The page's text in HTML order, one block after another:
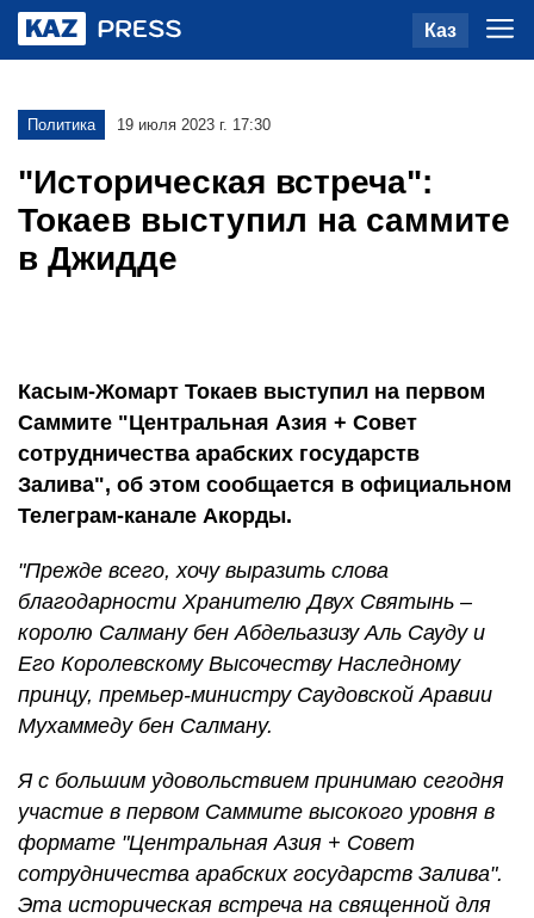
Каз
Политика 19 июля 2023 г. 17:30
"Историческая встреча":
Токаев выступил на саммите
в Джидде
Касым-Жомарт Токаев выступил на первом
Саммите "Центральная Азия + Совет
сотрудничества арабских государств
Залива", об этом сообщается в официальном
Телеграм-канале Акорды.
"Прежде всего, хочу выразить слова
благодарности Хранителю Двух Святынь –
королю Салману бен Абдельазизу Аль Сауду и
Его Королевскому Высочеству Наследному
принцу, премьер-министру Саудовской Аравии
Мухаммеду бен Салману.
Я с большим удовольствием принимаю сегодня
участие в первом Саммите высокого уровня в
формате "Центральная Азия + Совет
сотрудничества арабских государств Залива".
Эта историческая встреча на священной для